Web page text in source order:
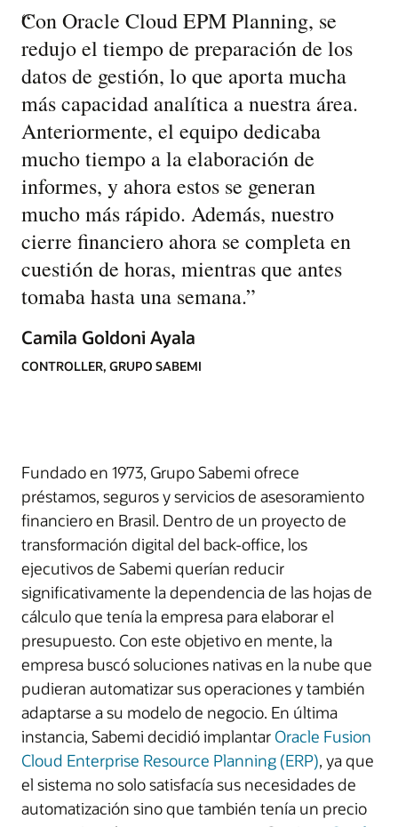
“
Con Oracle Cloud EPM Planning, se
redujo el tiempo de preparación de los
datos de gestión, lo que aporta mucha
más capacidad analítica a nuestra área.
Anteriormente, el equipo dedicaba
mucho tiempo a la elaboración de
informes, y ahora estos se generan
mucho más rápido. Además, nuestro
cierre financiero ahora se completa en
cuestión de horas, mientras que antes
tomaba hasta una semana.”
Camila Goldoni Ayala
CONTROLLER, GRUPO SABEMI
Fundado en 1973, Grupo Sabemi ofrece
préstamos, seguros y servicios de asesoramiento
financiero en Brasil. Dentro de un proyecto de
transformación digital del back-office, los
ejecutivos de Sabemi querían reducir
significativamente la dependencia de las hojas de
cálculo que tenía la empresa para elaborar el
presupuesto. Con este objetivo en mente, la
empresa buscó soluciones nativas en la nube que
pudieran automatizar sus operaciones y también
adaptarse a su modelo de negocio. En última
instancia, Sabemi decidió implantar Oracle Fusion
Cloud Enterprise Resource Planning (ERP), ya que
el sistema no solo satisfacía sus necesidades de
automatización sino que también tenía un precio